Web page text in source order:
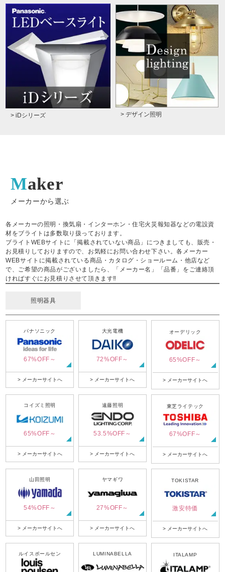
> iDシリーズ > デザイン照明
Maker
メーカーから選ぶ
各メーカーの照明・換気扇・インターホン・住宅火災報知器などの電設資
材をブライトは多数取り扱っております。
ブライトWEBサイトに「掲載されていない商品」につきましても、販売・
お見積りしておりますので、お気軽にお問い合わせ下さい。各メーカー
WEBサイトに掲載されている商品・カタログ・ショールーム・他店など
で、ご希望の商品がございましたら、「メーカー名」「品番」をご連絡頂
ければすぐにお見積りさせて頂きます‼
照明器具
パナソニック
67%OFF～
> メーカーサイトへ
大光電機
72%OFF～
> メーカーサイトへ
オーデリック
65%OFF～
> メーカーサイトへ
コイズミ照明
65%OFF～
> メーカーサイトへ
遠藤照明
53.5%OFF～
> メーカーサイトへ
東芝ライテック
67%OFF～
> メーカーサイトへ
山田照明
54%OFF～
> メーカーサイトへ
ヤマギワ
27%OFF～
> メーカーサイトへ
TOKISTAR
激安特価
> メーカーサイトへ
ルイスポールセン LUMINABELLA ITALAMP